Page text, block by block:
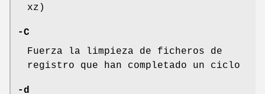
xz)
-C
Fuerza la limpieza de ficheros de
registro que han completado un ciclo
-d